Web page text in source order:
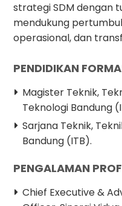
strategi SDM dengan
mendukung
operasional, dan
PENDIDIKAN
Magister Teknik,
Teknologi Bandung
Sarjana Teknik,
Bandung (ITB).
PENGALAMAN
Chief Executive &